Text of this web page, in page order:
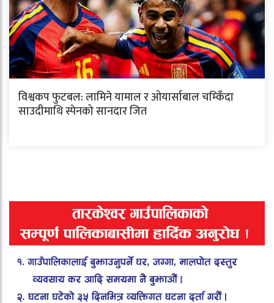
विश्वकप फुटबल: लामिने यामाल र ओयार्साबाल चम्किँदा
साउदीमाथि स्पेनको सानदार जित